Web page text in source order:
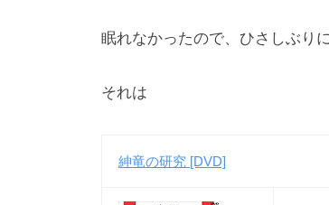
サ
ト
ト
d
m
眠れなかったので、ひさしぶり
それは
紳竜の研究 [DVD]